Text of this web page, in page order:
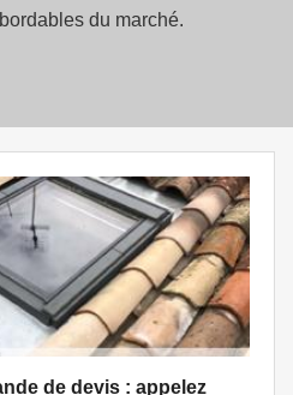
du marché.
de devis : appelez